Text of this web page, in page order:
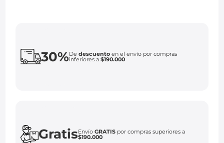
30%Dedescuento en el envío por compras
inferiores a$190.000
GratisEnvíoGRATIS por compras superiores a
$190.000